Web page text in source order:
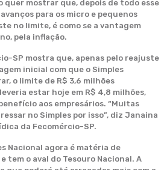
quer mostrar que, depois de todo esse
para os micro e pequenos
no limite, é como se a vantagem
pela inflação.
SP mostra que, apenas pelo reajuste
inicial com que o Simples
o limite de R$ 3,6 milhões
estar hoje em R$ 4,8 milhões,
aos empresários. “Muitas
no Simples por isso”, diz Janaina
da Fecomércio-SP.
Nacional agora é matéria de
tem o aval do Tesouro Nacional. A